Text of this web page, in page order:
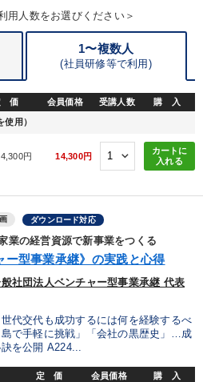
用人数をお選びください＞
1〜複数人
(社員研修等で利用)
価 会員価格 受講人数 購 入
用）
円 14,300円
カートに
入れる
ダウンロード対応
業の経営資源で新事業をつくる
ー型事業承継》の実践と心得
社団法人ベンチャー型事業承継 代表
代交代も成功するには何を経験するべ
で手軽に挑戦」「会社の黒歴史」…成
を公開 A224...
定 価 会員価格 購 入